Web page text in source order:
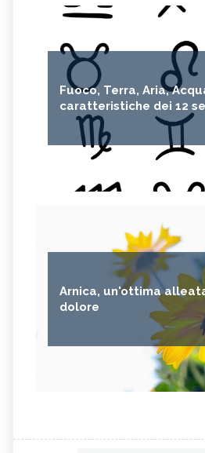
Fuoco, Terra, Aria,
caratteristiche dei 12
Arnica, un'ottima
dolore